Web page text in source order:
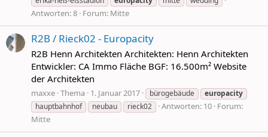
Antworten: 8 Forum: Mitte
R2B / Rieck02 - Europacity
R2B Henn Architekten Architekten: Henn Architekten
Entwickler: CA Immo Fläche BGF: 16.500m² Website
der Architekten
maxxe Thema 1. Januar 2017 bürogebäude
europacity
hauptbahnhof
neubau rieck02 Antworten: 10 Forum:
Mitte